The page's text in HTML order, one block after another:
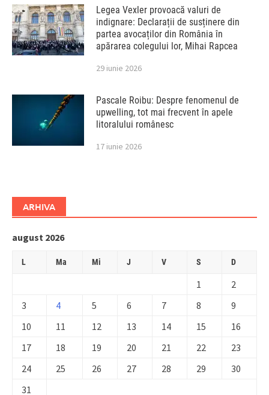
Legea Vexler provoacă valuri de
indignare: Declarații de susținere din
partea avocaților din România în
apărarea colegului lor, Mihai Rapcea
29 iunie 2026
Pascale Roibu: Despre fenomenul de
upwelling, tot mai frecvent în apele
litoralului românesc
17 iunie 2026
ARHIVA
august 2026
L Ma Mi J V S D
1
2
3
4 5 6 7 8
9
10
11 12 13 14 15
16
17
18 19 20 21 22
23
24
25 26 27 28 29
30
31